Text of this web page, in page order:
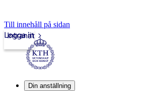
Till innehåll på sidan
Intranät
Logga in
Din anställning